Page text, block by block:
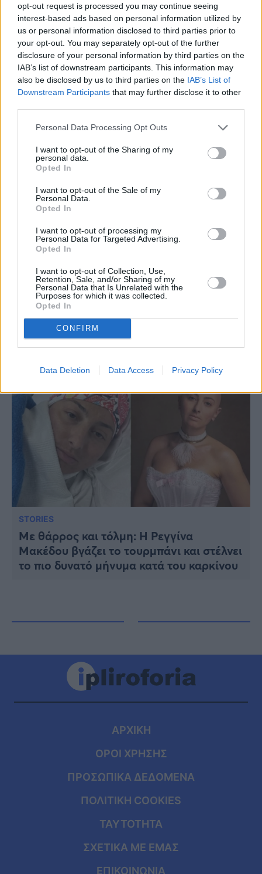
opt-out request is processed you may continue seeing
interest-based ads based on personal information utilized by
us or personal information disclosed to third parties prior to
your opt-out. You may separately opt-out of the further
disclosure of your personal information by third parties on the
IAB’s list of downstream participants. This information may
also be disclosed by us to third parties on the IAB’s List of
Downstream Participants that may further disclose it to other
Personal Data Processing Opt Outs
I want to opt-out of the Sharing of my
personal data.
Opted In
I want to opt-out of the Sale of my
Personal Data.
Opted In
I want to opt-out of processing my
Personal Data for Targeted Advertising.
Opted In
I want to opt-out of Collection, Use,
Retention, Sale, and/or Sharing of my
Personal Data that Is Unrelated with the
Purposes for which it was collected.
Opted In
CONFIRM
Data Deletion Data Access Privacy Policy
LIFESTYLE
«Πρώτη φορά που αγκάλιασα άνθρωπο
μετά από 7 μήνες»: Η ανάρτηση της
Ρεγγίνας Μακέδου που ραγίζει καρδιές
ΔΗΛΩΣΕΙΣ
«Δεν ξέρω ποιος είσαι, αλλά σ’
ευχαριστώ»: Το συγκινητικό μήνυμα της
Ρεγγίνας Μακέδου για τον σωτήρα της
και το νέο έτος
STORIES
Με θάρρος και τόλμη: Η Ρεγγίνα
Μακέδου βγάζει το τουρμπάνι και στέλνει
το πιο δυνατό μήνυμα κατά του καρκίνου
ΑΡΧΙΚΗ
ΟΡΟΙ ΧΡΗΣΗΣ
ΠΡΟΣΩΠΙΚΑ ΔΕΔΟΜΕΝΑ
ΠΟΛΙΤΙΚΗ COOKIES
ΤΑΥΤΟΤΗΤΑ
ΣΧΕΤΙΚΑ ΜΕ ΕΜΑΣ
ΕΠΙΚΟΙΝΩΝΙΑ